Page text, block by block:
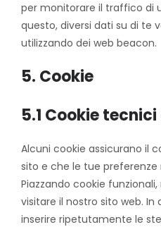
per monitorare il traffico di
questo, diversi dati su di te
utilizzando dei web beacon.
5. Cookie
5.1 Cookie
Alcuni cookie assicurano il
sito e che le tue preferenze
Piazzando cookie
visitare il nostro sito web.
inserire ripetutamente le